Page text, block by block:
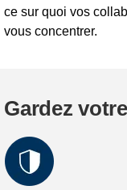
ce sur quoi vos
vous concentrer.
Gardez